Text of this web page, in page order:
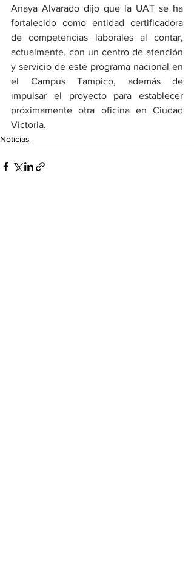
Anaya Alvarado dijo que la UAT se ha
fortalecido como entidad certificadora
de competencias laborales al contar,
actualmente, con un centro de atención
y servicio de este programa nacional en
el Campus Tampico, además de
impulsar el proyecto para establecer
próximamente otra oficina en Ciudad
Victoria.
Noticias